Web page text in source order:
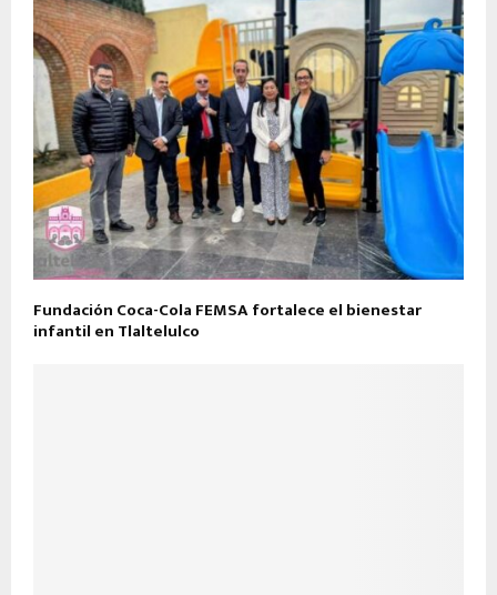
Fundación Coca-Cola FEMSA fortalece el bienestar
infantil en Tlaltelulco